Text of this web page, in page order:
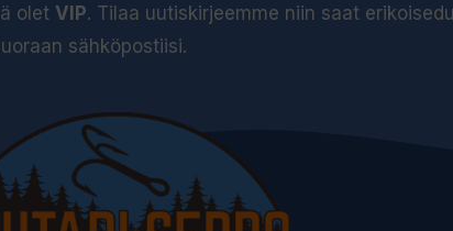
oletVIP. Tilaa uutiskirjeemme niin saat
sähköpostiisi.